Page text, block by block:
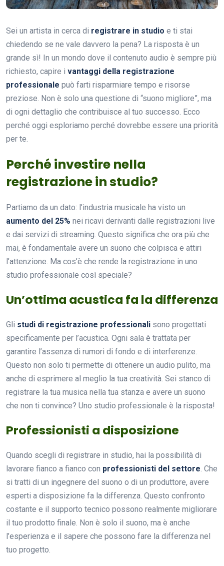
Sei un artista in cerca di registrare in studio e ti stai
chiedendo se ne vale davvero la pena? La risposta è un
grande sì! In un mondo dove il contenuto audio è sempre più
richiesto, capire i vantaggi della registrazione
professionale può farti risparmiare tempo e risorse
preziose. Non è solo una questione di “suono migliore”, ma
di ogni dettaglio che contribuisce al tuo successo. Ecco
perché oggi esploriamo perché dovrebbe essere una priorità
per te.
Perché investire nella
registrazione in studio?
Partiamo da un dato: l’industria musicale ha visto un
aumento del 25% nei ricavi derivanti dalle registrazioni live
e dai servizi di streaming. Questo significa che ora più che
mai, è fondamentale avere un suono che colpisca e attiri
l’attenzione. Ma cos’è che rende la registrazione in uno
studio professionale così speciale?
Un’ottima acustica fa la differenza
Gli studi di registrazione professionali sono progettati
specificamente per l’acustica. Ogni sala è trattata per
garantire l’assenza di rumori di fondo e di interferenze.
Questo non solo ti permette di ottenere un audio pulito, ma
anche di esprimere al meglio la tua creatività. Sei stanco di
registrare la tua musica nella tua stanza e avere un suono
che non ti convince? Uno studio professionale è la risposta!
Professionisti a disposizione
Quando scegli di registrare in studio, hai la possibilità di
lavorare fianco a fianco con professionisti del settore. Che
si tratti di un ingegnere del suono o di un produttore, avere
esperti a disposizione fa la differenza. Questo confronto
costante e il supporto tecnico possono realmente migliorare
il tuo prodotto finale. Non è solo il suono, ma è anche
l’esperienza e il sapere che possono fare la differenza nel
tuo progetto.